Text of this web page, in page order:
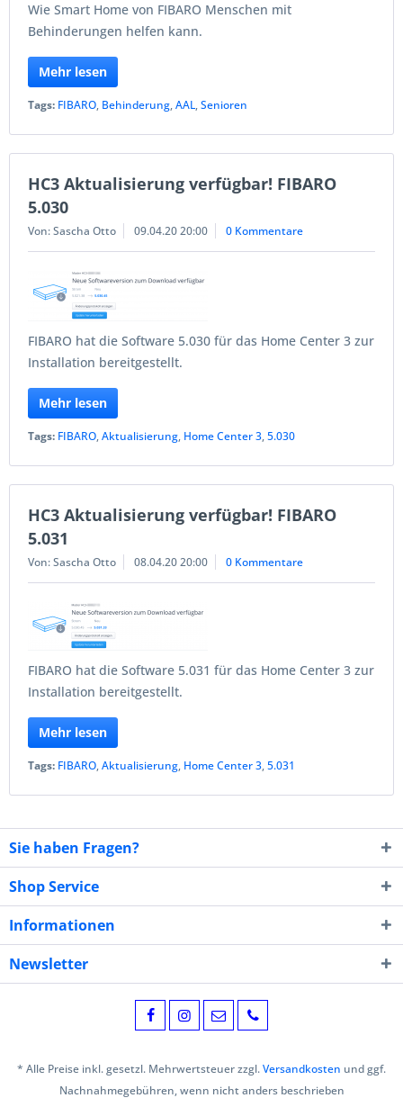
Wie Smart Home von FIBARO Menschen mit
Behinderungen helfen kann.
Mehr lesen
Tags: FIBARO, Behinderung,AAL,Senioren
HC3 Aktualisierung verfügbar! FIBARO
5.030
Von: Sascha Otto 09.04.20 20:00 0 Kommentare
FIBARO hat die Software 5.030 für das Home Center 3 zur
Installation bereitgestellt.
Mehr lesen
Tags: FIBARO,Aktualisierung, Home Center 3,5.030
HC3 Aktualisierung verfügbar! FIBARO
5.031
Von: Sascha Otto 08.04.20 20:00 0 Kommentare
FIBARO hat die Software 5.031 für das Home Center 3 zur
Installation bereitgestellt.
Mehr lesen
Tags: FIBARO,Aktualisierung, Home Center 3,5.031
Sie haben Fragen?
Shop Service
Informationen
Newsletter
* Alle Preise inkl. gesetzl. Mehrwertsteuer zzgl.Versandkosten und ggf.
Nachnahmegebühren, wenn nicht anders beschrieben